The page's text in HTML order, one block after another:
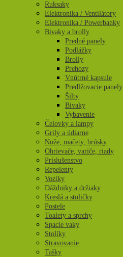
Ruksaky
Elektronika / Ventilátory
Elektronika / Powerbanky
Bivaky a brolly
Predné panely
Podlážky
Brolly
Prehozy
Vnútrné kapsule
Predlžovacie panely
Šilty
Bivaky
Vybavenie
Čelovky a lampy
Grily a údiarne
Nože, mačety, brúsky
Ohrievače, variče, riady
Príslušenstvo
Repelenty
Vozíky
Dáždniky a držiaky
Kreslá a stoličky
Postele
Toalety a sprchy
Spacie vaky
Stolíky
Stravovanie
Tašky